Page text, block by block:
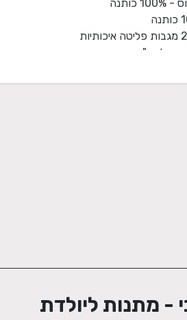
בצלופן עם סרט תואם וכרטיס ברכה.
- מתנות ליולדת